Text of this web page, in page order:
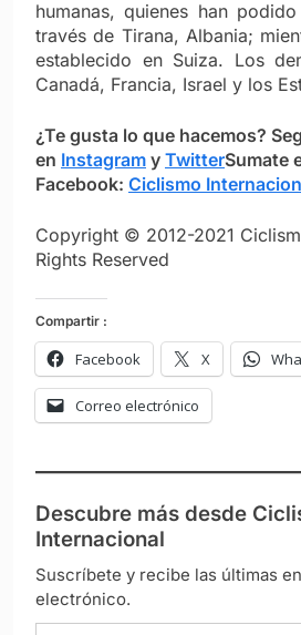
humanas, quienes han
través de Tirana, Albania;
establecido en Suiza. Los
Canadá, Francia, Israel y los
¿Te gusta lo que hacemos? S
en Instagram y TwitterSumate
Facebook: Ciclismo
Copyright © 2012-2021
Rights Reserved
Compartir :
Facebook X
Correo electrónico
Descubre más desde
Internacional
Suscríbete y recibe las últimas
electrónico.
Escribe tu correo electrónico…